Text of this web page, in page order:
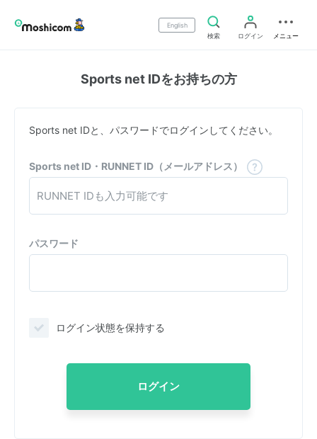
English
検索
ログイン メニュー
Sports net IDをお持ちの方
Sports net IDと、パスワードでログインしてください。
Sports net ID・RUNNET ID（メールアドレス）
パスワード
ログイン状態を保持する
ログイン